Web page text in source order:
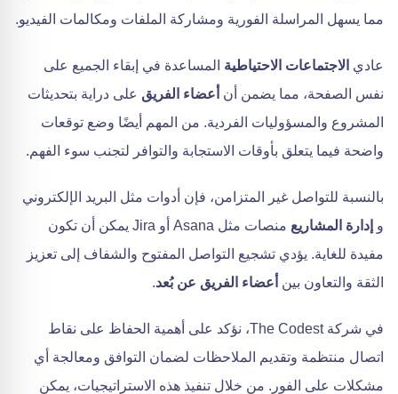
مما يسهل المراسلة الفورية ومشاركة الملفات ومكالمات الفيديو.
عادي الاجتماعات الاحتياطية المساعدة في إبقاء الجميع على
نفس الصفحة، مما يضمن أن أعضاء الفريق على دراية بتحديثات
المشروع والمسؤوليات الفردية. من المهم أيضًا وضع توقعات
واضحة فيما يتعلق بأوقات الاستجابة والتوافر لتجنب سوء الفهم.
بالنسبة للتواصل غير المتزامن، فإن أدوات مثل البريد الإلكتروني
و إدارة المشاريع
منصات مثل Asana أو Jira يمكن أن تكون
مفيدة للغاية. يؤدي تشجيع التواصل المفتوح والشفاف إلى تعزيز
الثقة والتعاون بين أعضاء الفريق عن بُعد.
في شركة The Codest، نؤكد على أهمية الحفاظ على نقاط
اتصال منتظمة وتقديم الملاحظات لضمان التوافق ومعالجة أي
مشكلات على الفور. من خلال تنفيذ هذه الاستراتيجيات، يمكن